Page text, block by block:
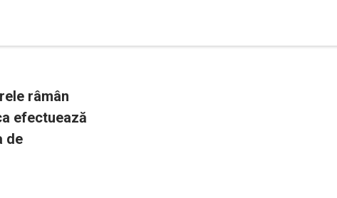
râmân
efectuează
de